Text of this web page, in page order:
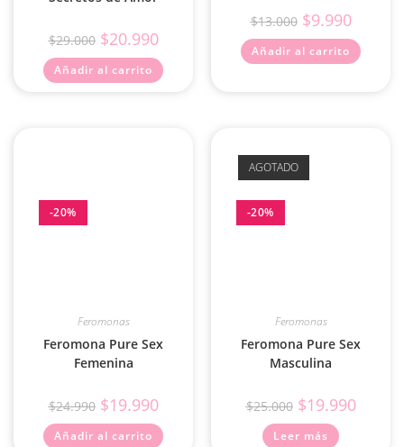
$29.000 $20.990
Añadir al carrito
$13.000 $9.990
Añadir al carrito
-20%
Feromonas
Feromona Pure Sex
Femenina
$24.990 $19.990
Añadir al carrito
AGOTADO
-20%
Feromonas
Feromona Pure Sex
Masculina
$25.000 $19.990
Leer más